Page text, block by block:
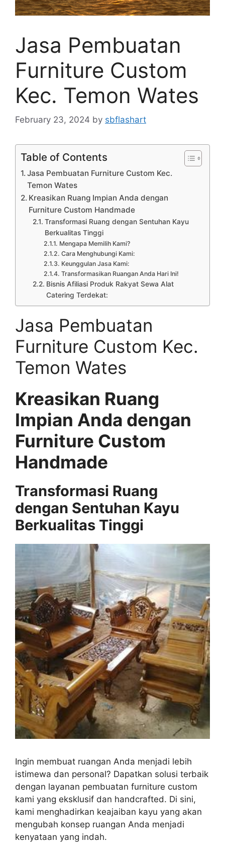
Jasa Pembuatan
Furniture Custom
Kec. Temon Wates
February 23, 2024 by sbflashart
Table of Contents
Jasa Pembuatan Furniture Custom Kec.
Temon Wates
Kreasikan Ruang Impian Anda dengan
Furniture Custom Handmade
Transformasi Ruang dengan Sentuhan Kayu
Berkualitas Tinggi
Mengapa Memilih Kami?
Cara Menghubungi Kami:
Keunggulan Jasa Kami:
Transformasikan Ruangan Anda Hari Ini!
Bisnis Afiliasi Produk Rakyat Sewa Alat
Catering Terdekat:
Jasa Pembuatan
Furniture Custom Kec.
Temon Wates
Kreasikan Ruang
Impian Anda dengan
Furniture Custom
Handmade
Transformasi Ruang
dengan Sentuhan Kayu
Berkualitas Tinggi
Ingin membuat ruangan Anda menjadi lebih
istimewa dan personal? Dapatkan solusi terbaik
dengan layanan pembuatan furniture custom
kami yang eksklusif dan handcrafted. Di sini,
kami menghadirkan keajaiban kayu yang akan
mengubah konsep ruangan Anda menjadi
kenyataan yang indah.